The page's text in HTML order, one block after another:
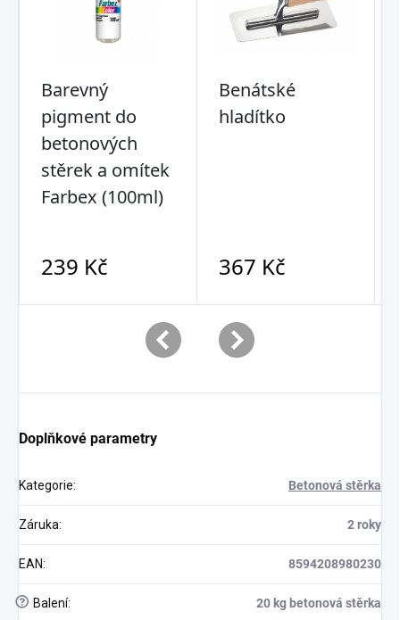
Doplňkové parametry
Kategorie: Betonová stěrka
Záruka: 2 roky
EAN: 8594208980230
? Balení: 20 kg betonová stěrka